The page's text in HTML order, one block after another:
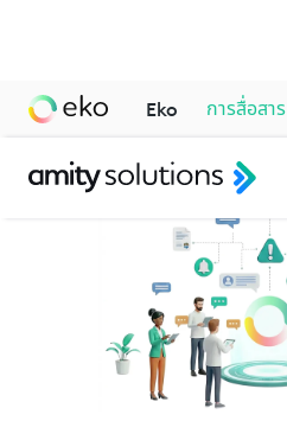
Eko การสื่อสาร